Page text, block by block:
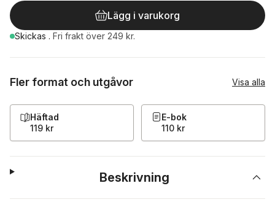
Lägg i varukorg
Skickas . Fri frakt över 249 kr.
Fler format och utgåvor Visa alla
Häftad
119 kr
E-bok
110 kr
Beskrivning